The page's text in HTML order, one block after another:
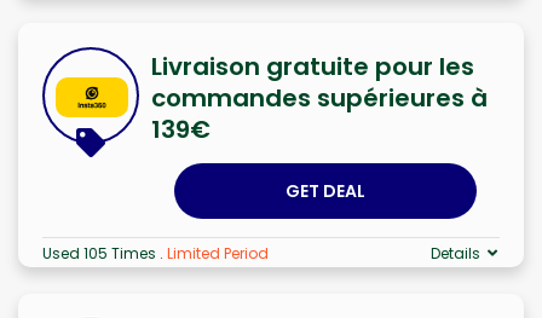
Livraison gratuite pour les
commandes supérieures à
139€
GET DEAL
Used 105 Times . Limited Period Details